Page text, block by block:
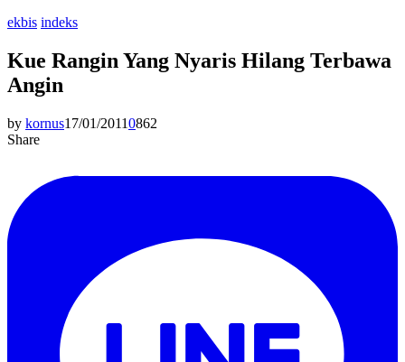
ekbis indeks
Kue Rangin Yang Nyaris Hilang Terbawa
Angin
by kornus17/01/20110862
Share